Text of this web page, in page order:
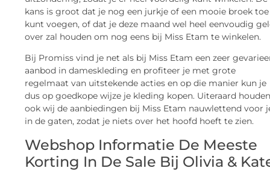
kans is groot dat je nog een jurkje of een mooie broek toe
kunt voegen, of dat je deze maand wel heel eenvoudig
over zal houden om nog eens bij Miss Etam te winkelen.
Bij Promiss vind je net als bij Miss Etam een zeer
aanbod in dameskleding en profiteer je met grote
regelmaat van uitstekende acties en op die manier kun je
dus op goedkope wijze je kleding kopen. Uiteraard
ook wij de aanbiedingen bij Miss Etam nauwlettend voor
in de gaten, zodat je niets over het hoofd hoeft te zien.
Webshop Informatie De Meeste
Korting In De Sale Bij Olivia &